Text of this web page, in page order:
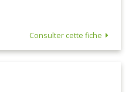
Consulter cette fiche